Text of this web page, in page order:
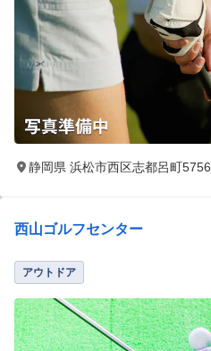
静岡県 浜松市西区志都呂町5756
西山ゴルフセンター
アウトドア